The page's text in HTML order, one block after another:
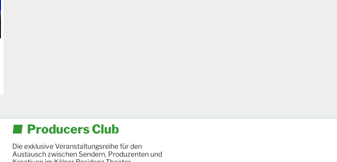
Producers Club
Die exklusive Veranstaltungsreihe für den
Austausch zwischen Sendern, Produzenten und